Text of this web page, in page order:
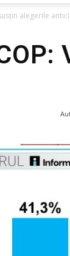
alegerile